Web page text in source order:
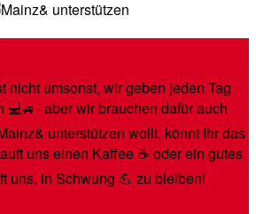
nicht umsonst, wir geben jeden Tag
💻🚙- aber wir brauchen dafür auch
unterstützen wollt, könnt Ihr das
uns einen Kaffee ☕️ oder ein gutes
uns, in Schwung 💪 zu bleiben!